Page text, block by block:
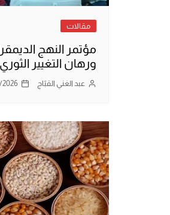
مقالات
مؤتمر النهج
ورهان التغيير الثوري
عبد الغني القبّاج